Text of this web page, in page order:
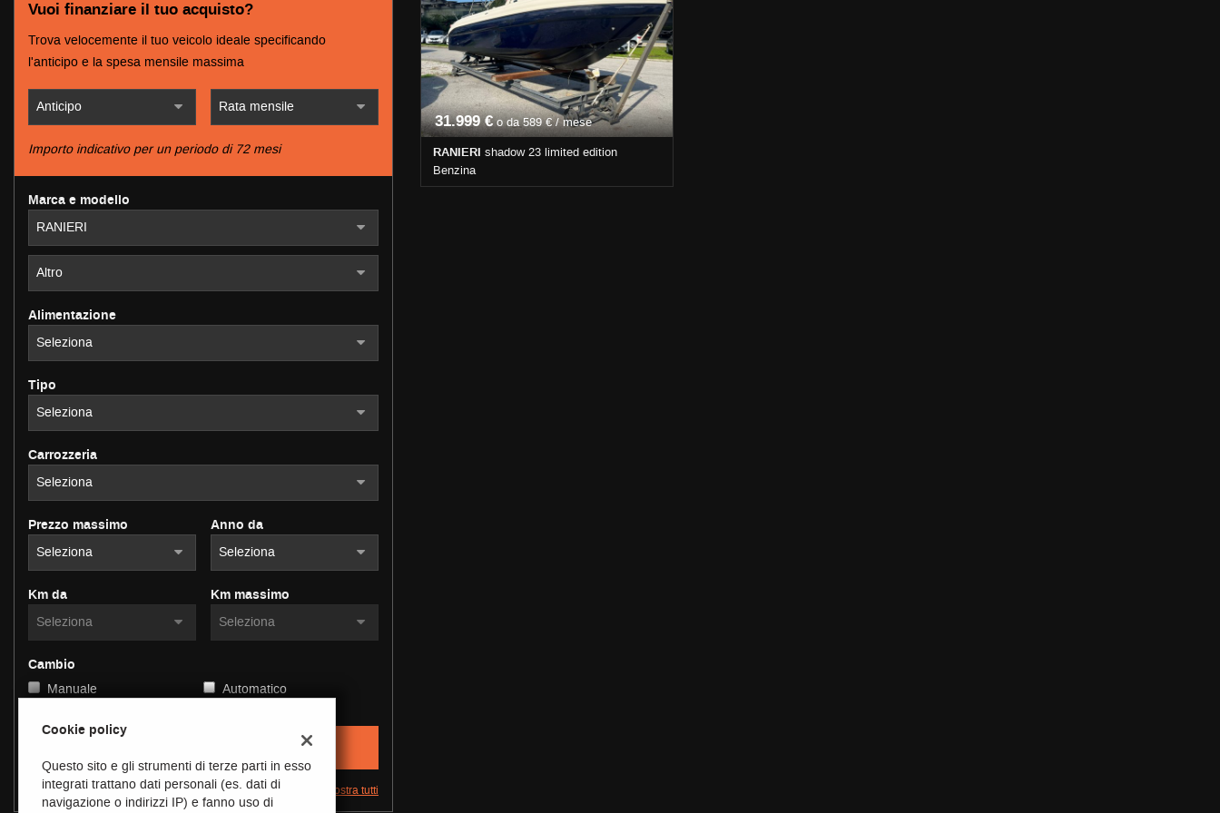
NEWS
AREA COMMERCIANTI
Vuoi finanziare il tuo acquisto?
Trova velocemente il tuo veicolo ideale specificando
l'anticipo e la spesa mensile massima
Importo indicativo per un periodo di 72 mesi
Marca e modello
Alimentazione
Tipo
Carrozzeria
Prezzo massimo Anno da
Km da Km massimo
Cambio
Manuale Automatico
Mostra tutti
31.999 €o da 589 € / mese
RANIERI shadow 23 limited edition
Benzina
Cookie policy
Questo sito e gli strumenti di terze parti in esso
integrati trattano dati personali (es. dati di
navigazione o indirizzi IP) e fanno uso di
tracciamento
adottiamo
per
funzionalità
svolgere
di
seguito
descritte.
Per
ottenere
maggiori
informazioni
funzionamento
di
tracciamento
alla
cookie
policy.
Puoi
rivedere
modificare
le
tue
scelte
qualsiasi